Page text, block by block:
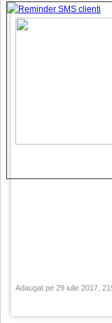
Adaugat pe 29 iulie 2017,